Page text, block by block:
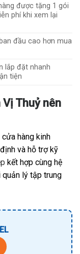
được tặng 1 gói
phí khi xem lại
đầu cao hơn mua
lắp đặt nhanh
tiện
Thuỷ nên
hàng kinh
và hỗ trợ kỹ
kết hợp cùng hệ
quản lý tập trung